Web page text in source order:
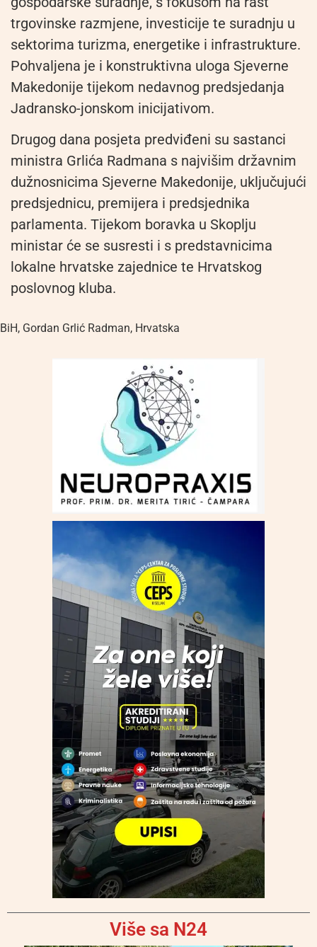
trgovinske razmjene, investicije te suradnju u
sektorima turizma, energetike i infrastrukture.
Pohvaljena je i konstruktivna uloga Sjeverne
Makedonije tijekom nedavnog predsjedanja
Jadransko-jonskom inicijativom.
Drugog dana posjeta predviđeni su sastanci
ministra Grlića Radmana s najvišim državnim
dužnosnicima Sjeverne Makedonije, uključujući
predsjednicu, premijera i predsjednika
parlamenta. Tijekom boravka u Skoplju
ministar će se susresti i s predstavnicima
lokalne hrvatske zajednice te Hrvatskog
poslovnog kluba.
BiH, Gordan Grlić Radman, Hrvatska
Više sa N24